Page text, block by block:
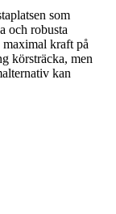
som
och robusta
kraft på
körsträcka, men
kan